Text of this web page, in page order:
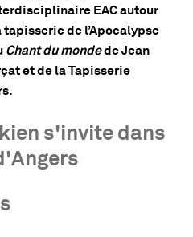
EAC autour
de l’Apocalypse
Chant du mondede Jean
et de la Tapisserie
s'invite dans